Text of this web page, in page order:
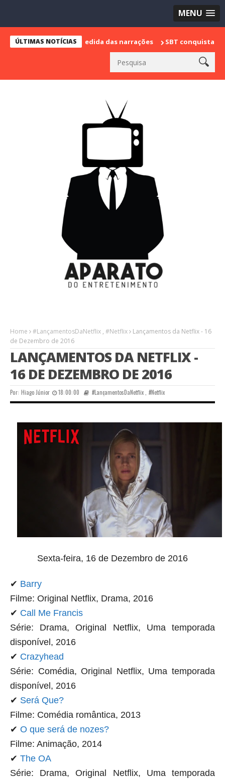
MENU
ÚLTIMAS NOTÍCIAS
sua despedida das narrações SBT conquista a vice
Home #LançamentosDaNetflix , #Netflix
Lançamentos da Netflix - 16
de Dezembro de 2016
LANÇAMENTOS DA NETFLIX -
16 DE DEZEMBRO DE 2016
Por: Hiago Júnior 18:00:00 #LançamentosDaNetflix ,#Netflix
Sexta-feira, 16 de Dezembro de 2016
✔ Barry
Filme: Original Netflix, Drama, 2016
✔ Call Me Francis
Série: Drama, Original Netflix, Uma temporada
disponível, 2016
✔ Crazyhead
Série: Comédia, Original Netflix, Uma temporada
disponível, 2016
✔ Será Que?
Filme: Comédia romântica, 2013
✔ O que será de nozes?
Filme: Animação, 2014
✔ The OA
Série: Drama, Original Netflix, Uma temporada